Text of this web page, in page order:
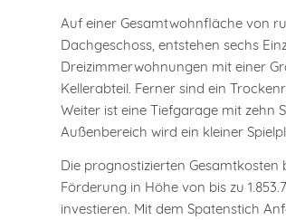
Auf einer Gesamtwohnfläche von
Dachgeschoss, entstehen sechs
Dreizimmerwohnungen mit einer
Kellerabteil. Ferner sind ein
Weiter ist eine Tiefgarage mit zehn
Außenbereich wird ein kleiner
Die prognostizierten
Förderung in Höhe von bis zu
investieren. Mit dem Spatenstich